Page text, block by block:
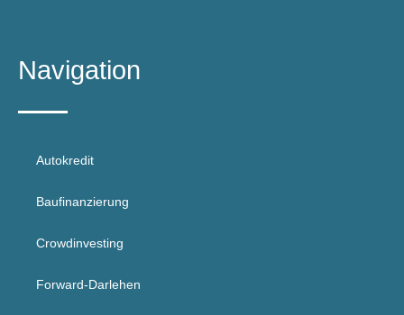
Navigation
Autokredit
Baufinanzierung
Crowdinvesting
Forward-Darlehen